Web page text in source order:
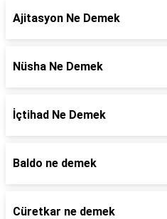
Ajitasyon Ne Demek
Nüsha Ne Demek
İçtihad Ne Demek
Baldo ne demek
Cüretkar ne demek